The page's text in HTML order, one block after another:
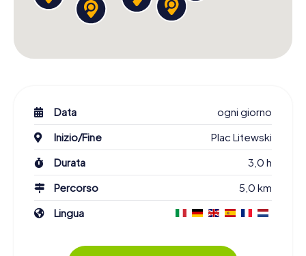
Data
ogni giorno
Inizio/Fine
Plac Litewski
Durata
3,0 h
Percorso
5,0 km
Lingua